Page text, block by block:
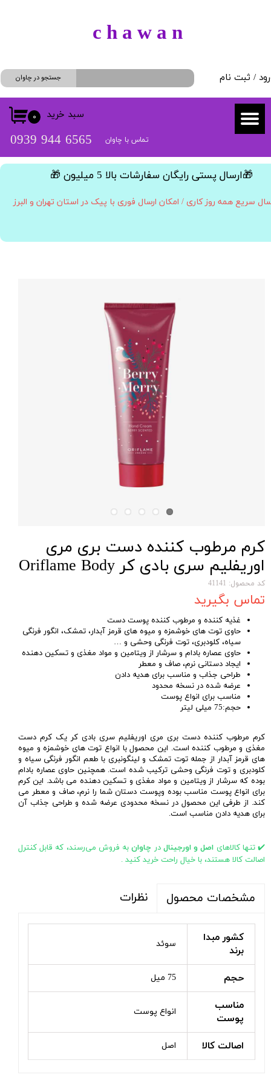
/ ثبت نام
سفارشات
خروج از حساب کاربری
جستجو در چاوان
​​6565 944 0939 تماس با چاوان
۰ سبد خرید
​c h a w a n
​🎁ارسال پستی رایگان سفارشات بالا 5 میلیون 🎁​​​​​​​
سریع همه روز کاری / امکان ارسال فوری با پیک در استان تهران و البرز
کرم مرطوب کننده دست بری مری
اوریفلیم سری بادی کر Oriflame Body
Care Berry Merry Hand Cream
کد محصول: 41141
تماس بگیرید
غذیه کننده و مرطوب کننده پوست دست
حاوی توت های خوشمزه و میوه های قرمز آبدار، تمشک، انگور فرنگی
سیاه، کلودبری، توت فرنگی وحشی و …
حاوی عصاره بادام و سرشار از ویتامین و مواد مغذی و تسکین دهنده
ایجاد دستانی نرم، صاف و معطر
طراحی جذاب و مناسب برای هدیه دادن
عرضه شده در نسخه محدود
مناسب برای انواع پوست
حجم:75 میلی لیتر
کرم مرطوب کننده دست بری مری اوریفلیم سری بادی کر یک کرم دست
مغذی و مرطوب کننده است. این محصول با انواع توت های خوشمزه و میوه
های قرمز آبدار از جمله توت تمشک و لینگونبری با طعم انگور فرنگی سیاه و
کلودبری و توت فرنگی وحشی ترکیب شده است. همچنین حاوی عصاره بادام
بوده که سرشار از ویتامین و مواد مغذی و تسکین دهنده می باشد. این کرم
برای انواع پوست مناسب بوده وپوست دستان شما را نرم، صاف و معطر می
کند. از طرفی این محصول در نسخه محدودی عرضه شده و طراحی جذاب آن
برای هدیه دادن مناسب است.
✔️ تنها کالاهای اصل و اورجینال در چاوانبه فروش می‌رسند، که قابل کنترل
اصالت کالا هستند، با خیال راحت خرید کنید .
مشخصات محصول نظرات
کشور مبدا
برند
سوئد
حجم 75 میل
مناسب
پوست
انواع پوست
اصالت کالا اصل